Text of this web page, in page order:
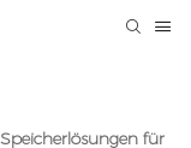
Speicherlösungen für